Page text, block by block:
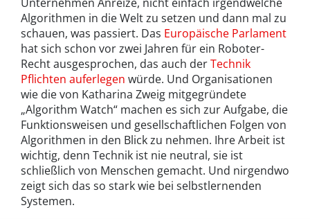
Algorithmen in die Welt zu setzen und dann mal zu
schauen, was passiert. Das Europäische Parlament
hat sich schon vor zwei Jahren für ein Roboter-
Recht ausgesprochen, das auch derTechnik
Pflichten auferlegen würde. Und Organisationen
wie die von Katharina Zweig mitgegründete
„Algorithm Watch“ machen es sich zur Aufgabe, die
Funktionsweisen und gesellschaftlichen Folgen von
Algorithmen in den Blick zu nehmen. Ihre Arbeit ist
wichtig, denn Technik ist nie neutral, sie ist
schließlich von Menschen gemacht. Und nirgendwo
zeigt sich das so stark wie bei selbstlernenden
Systemen.